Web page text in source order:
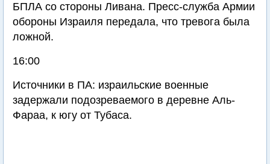
БПЛА со стороны Ливана. Пресс-служба Армии
обороны Израиля передала, что тревога была
ложной.
16:00
Источники в ПА: израильские военные
задержали подозреваемого в деревне Аль-
Фараа, к югу от Тубаса.